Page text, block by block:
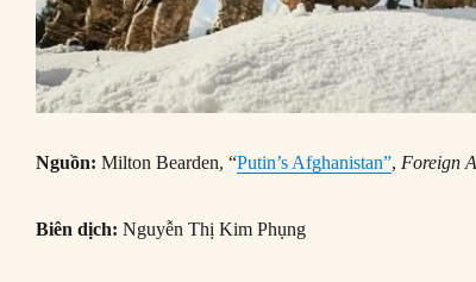
Nguồn: Milton Bearden, “Putin’s Afghanistan”, Foreign
Biên dịch: Nguyễn Thị Kim Phụng